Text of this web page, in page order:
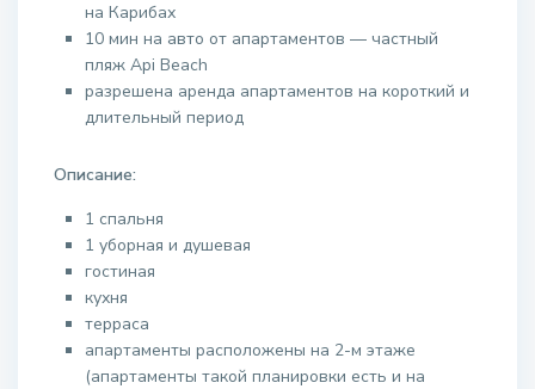
на Карибах
10 мин на авто от апартаментов — частный
пляж Api Beach
разрешена аренда апартаментов на короткий и
длительный период
Описание:
1 спальня
1 уборная и душевая
гостиная
кухня
терраса
апартаменты расположены на 2-м этаже
(апартаменты такой планировки есть и на